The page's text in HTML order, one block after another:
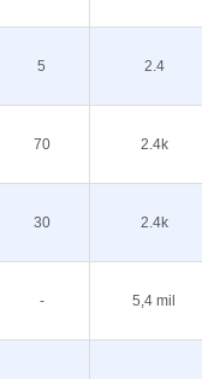
5 2.4
70 2.4k
30 2.4k
- 5,4 mil